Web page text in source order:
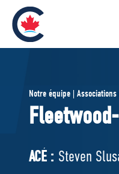
ÉQUIPE
Pierre Poilievre
Vos députés
Cabinet fantôme
Exécutif national
Notre équipe |
ACÉ : Steven